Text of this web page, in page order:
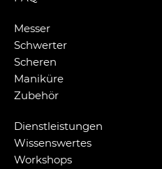
Messer
Schwerter
Scheren
Maniküre
Zubehör
Dienstleistungen
Wissenswertes
Workshops